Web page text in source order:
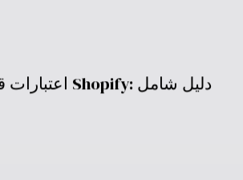
القيمة العالية لإنشاء جماهير
الاجتماعي، يمكنك استهداف واكتساب
سمات مشابهة ومن المحتمل أن